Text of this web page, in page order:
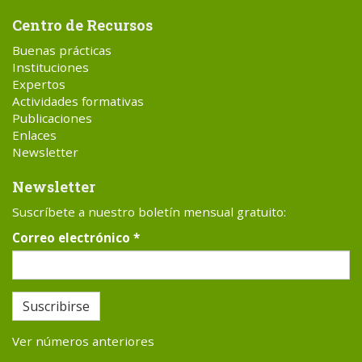
Centro de Recursos
Buenas prácticas
Instituciones
Expertos
Actividades formativas
Publicaciones
Enlaces
Newsletter
Newsletter
Suscríbete a nuestro boletín mensual gratuito:
Correo electrónico *
Suscribirse
Ver números anteriores